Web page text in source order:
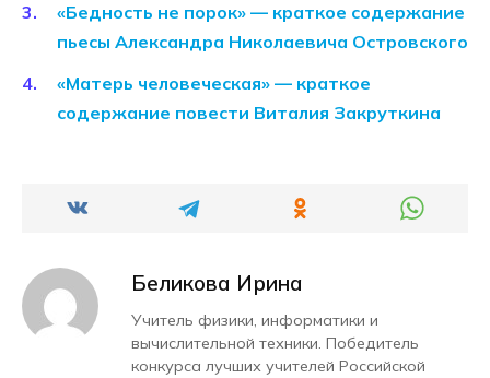
«Бедность не порок» — краткое содержание
пьесы Александра Николаевича Островского
«Матерь человеческая» — краткое
содержание повести Виталия Закруткина
Беликова Ирина
Учитель физики, информатики и
вычислительной техники. Победитель
конкурса лучших учителей Российской